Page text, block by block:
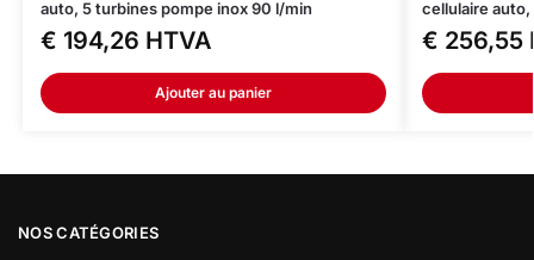
auto, 5 turbines pompe inox 90 l/min
€ 194,26 HTVA
Ajouter au panier
cellulaire
€ 256,55
NOS CATÉGORIES